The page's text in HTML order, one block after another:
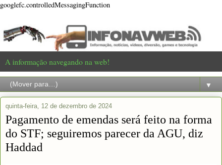
googlefc.controlledMessagingFunction
A informação navegando na web!
▼
quinta-feira, 12 de dezembro de 2024
Pagamento de emendas será feito na forma
do STF; seguiremos parecer da AGU, diz
Haddad